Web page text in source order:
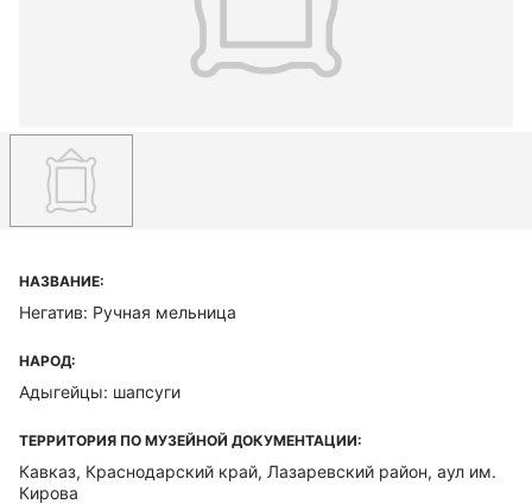
НАЗВАНИЕ:
Негатив: Ручная мельница
НАРОД:
Адыгейцы: шапсуги
ТЕРРИТОРИЯ ПО МУЗЕЙНОЙ ДОКУМЕНТАЦИИ:
Кавказ, Краснодарский край, Лазаревский район, аул им.
Кирова